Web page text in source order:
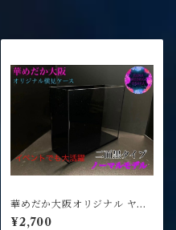
華めだか大阪オリジナル ヤバ
いケース Gクラス 2面タイプ
¥2,700